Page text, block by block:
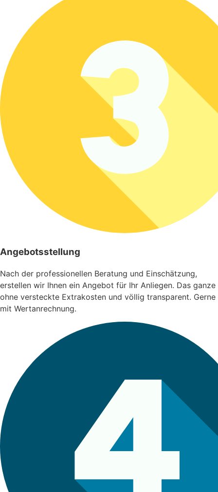
Angebotsstellung
Nach der professionellen Beratung und Einschätzung,
erstellen wir Ihnen ein Angebot für Ihr Anliegen. Das ganze
ohne versteckte Extrakosten und völlig transparent. Gerne
mit Wertanrechnung.